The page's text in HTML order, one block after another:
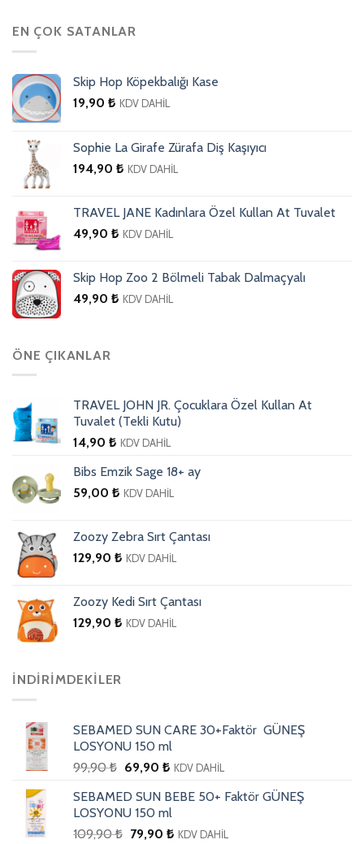
EN ÇOK SATANLAR
Skip Hop Köpekbalığı Kase
19,90 ₺ KDV DAHİL
Sophie La Girafe Zürafa Diş Kaşıyıcı
194,90 ₺ KDV DAHİL
TRAVEL JANE Kadınlara Özel Kullan At Tuvalet
49,90 ₺ KDV DAHİL
Skip Hop Zoo 2 Bölmeli Tabak Dalmaçyalı
49,90 ₺ KDV DAHİL
ÖNE ÇIKANLAR
TRAVEL JOHN JR. Çocuklara Özel Kullan At
Tuvalet (Tekli Kutu)
14,90 ₺ KDV DAHİL
Bibs Emzik Sage 18+ ay
59,00 ₺ KDV DAHİL
Zoozy Zebra Sırt Çantası
129,90 ₺ KDV DAHİL
Zoozy Kedi Sırt Çantası
129,90 ₺ KDV DAHİL
İNDIRIMDEKILER
SEBAMED SUN CARE 30+Faktör GÜNEŞ
LOSYONU 150 ml
99,90₺ 69,90 ₺ KDV DAHİL
SEBAMED SUN BEBE 50+ Faktör GÜNEŞ
LOSYONU 150 ml
109,90₺ 79,90 ₺ KDV DAHİL